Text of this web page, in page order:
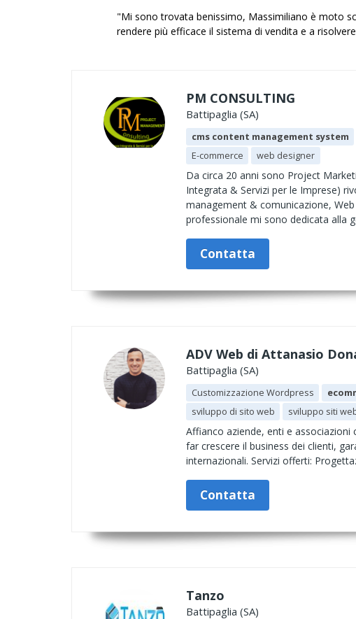
"Mi sono trovata benissimo, Massimiliano è moto
rendere più efficace il sistema di vendita e a
PM CONSULTING
Battipaglia (SA)
cms content management system
E-commerce
web designer
Da circa 20 anni sono Project
Integrata & Servizi per le Imprese)
management & comunicazione,
professionale mi sono dedicata alla
Contatta
ADV Web di Attanasio
Battipaglia (SA)
Customizzazione Wordpress
sviluppo di sito web
sviluppo siti
Affianco aziende, enti e
far crescere il business dei clienti,
internazionali. Servizi offerti:
Contatta
Tanzo
Battipaglia (SA)